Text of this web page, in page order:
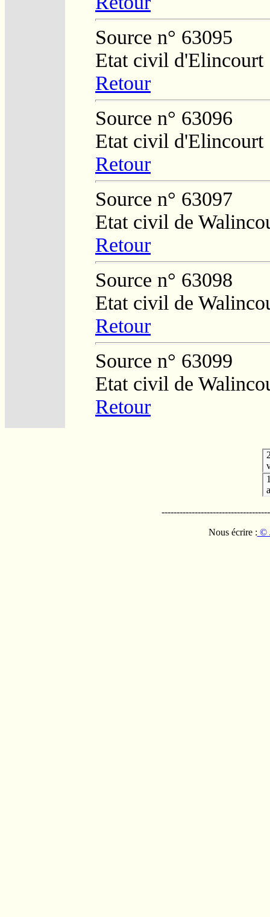
Source n° 63095
Etat civil d'Elincourt
Retour
Source n° 63096
Etat civil d'Elincourt
Retour
Source n° 63097
Etat civil de
Retour
Source n° 63098
Etat civil de
Retour
Source n° 63099
Etat civil de
Retour
Nous écrire : ©